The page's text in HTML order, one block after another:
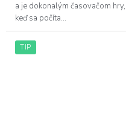
a je dokonalým časovačom hry,
keď sa počíta...
TIP